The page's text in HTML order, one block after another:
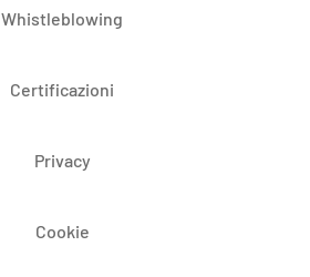
Whistleblowing
Certificazioni
Privacy
Cookie